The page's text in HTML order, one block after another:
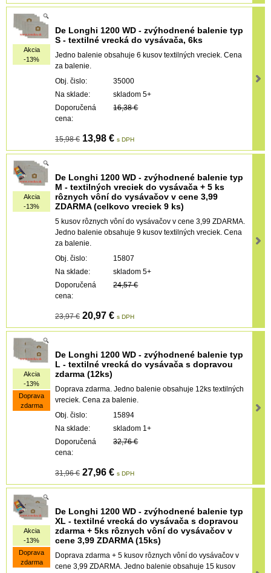
Akcia
-13%
De Longhi 1200 WD - zvýhodnené balenie typ
S - textilné vrecká do vysávača, 6ks
Jedno balenie obsahuje 6 kusov textilných vreciek. Cena
za balenie.
Obj. čislo:
35000
Na sklade:
skladom 5+
Doporučená
cena:
16,38 €
15,98 € 13,98 € s DPH
Akcia
-13%
De Longhi 1200 WD - zvýhodnené balenie typ
M - textilných vreciek do vysávača + 5 ks
rôznych vôní do vysávačov v cene 3,99
ZDARMA (celkovo vreciek 9 ks)
5 kusov rôznych vôní do vysávačov v cene 3,99 ZDARMA.
Jedno balenie obsahuje 9 kusov textilných vreciek. Cena
za balenie.
Obj. čislo:
15807
Na sklade:
skladom 5+
Doporučená
cena:
24,57 €
23,97 € 20,97 € s DPH
Akcia
-13%
Doprava
zdarma
De Longhi 1200 WD - zvýhodnené balenie typ
L - textilné vrecká do vysávača s dopravou
zdarma (12ks)
Doprava zdarma. Jedno balenie obsahuje 12ks textilných
vreciek. Cena za balenie.
Obj. čislo:
15894
Na sklade:
skladom 1+
Doporučená
cena:
32,76 €
31,96 € 27,96 € s DPH
Akcia
-13%
Doprava
zdarma
De Longhi 1200 WD - zvýhodnené balenie typ
XL - textilné vrecká do vysávača s dopravou
zdarma + 5ks rôznych vôní do vysávačov v
cene 3,99 ZDARMA (15ks)
Doprava zdarma + 5 kusov rôznych vôní do vysávačov v
cene 3,99 ZDARMA. Jedno balenie obsahuje 15 kusov